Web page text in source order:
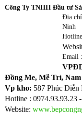
Công Ty TNHH Đầu tư
Địa
Ninh
Email :
Đồng Me, Mễ Trì,
Vp kho: 587 Phúc
Hotline : 0974.93.93.23
Website: